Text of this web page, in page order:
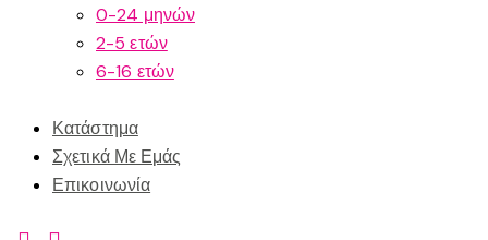
0-24 μηνών
2-5 ετών
6-16 ετών
Κατάστημα
Σχετικά Με Εμάς
Επικοινωνία